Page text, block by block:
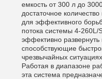
емкость от 300 л до
достаточное
для эффективного
потока системы 4-260L/
эффективно развернуть
способствующие
чрезвычайных ситуациях.
Работая в диапазоне
эта система